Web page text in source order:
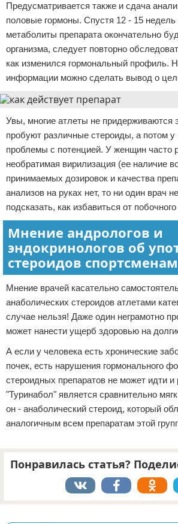
Предусматривается также и сдача
половые гормоны. Спустя 12 - 15 недель
метаболиты препарата окончательно
организма, следует повторно
как изменился гормональный профиль.
информации можно сделать вывод о
Увы, многие атлеты не придерживаются
пробуют различные стероиды, а потом у
проблемы с потенцией. У женщин часто
необратимая вирилизация (ее наличие
принимаемых дозировок и качества
анализов на руках нет, то ни один врач
подсказать, как избавиться от
Мнение андрологов и
эндокринологов об
стероидов
Мнение врачей касательно
анаболических стероидов атлетами
случае нельзя! Даже один неграмотно
может нанести ущерб здоровью на
А если у человека есть хронические
почек, есть нарушения гормонального
стероидных препаратов не может идти и
"Туринабол" является сравнительно
он - анаболический стероид, который
аналогичным всем препаратам этой
Понравилась статья?